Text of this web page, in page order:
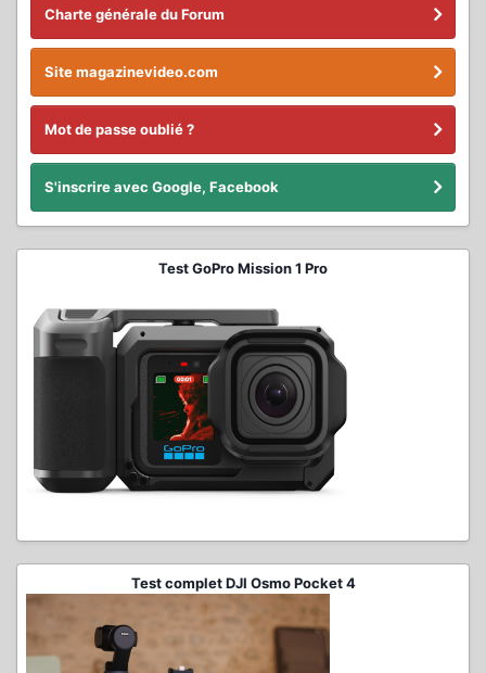
Charte générale du Forum
Site magazinevideo.com
Mot de passe oublié ?
S'inscrire avec Google, Facebook
Test GoPro Mission 1 Pro
Test complet DJI Osmo Pocket 4